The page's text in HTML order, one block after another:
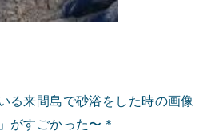
る来間島で砂浴をした時の画像
がすごかった〜＊